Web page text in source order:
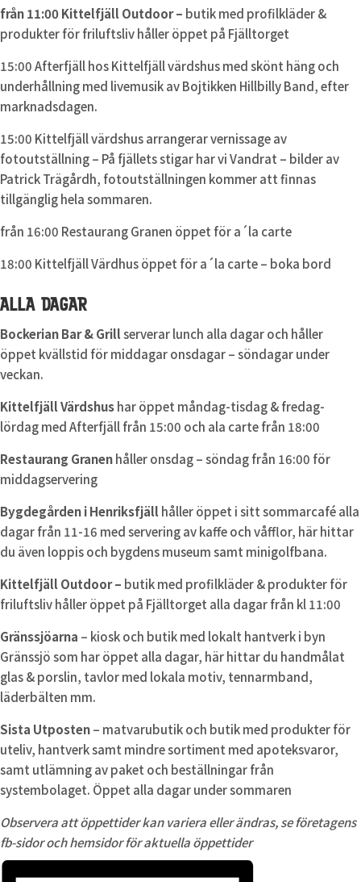
från 11:00 Kittelfjäll Outdoor – butik med profilkläder &
produkter för friluftsliv håller öppet på Fjälltorget
15:00 Afterfjäll hos Kittelfjäll värdshus med skönt häng och
underhållning med livemusik av Bojtikken Hillbilly Band, efter
marknadsdagen.
15:00 Kittelfjäll värdshus arrangerar vernissage av
fotoutställning – På fjällets stigar har vi Vandrat – bilder av
Patrick Trägårdh, fotoutställningen kommer att finnas
tillgänglig hela sommaren.
från 16:00 Restaurang Granen öppet för a´la carte
18:00 Kittelfjäll Värdhus öppet för a´la carte – boka bord
ALLA DAGAR
Bockerian Bar & Grillserverar lunch alla dagar och håller
öppet kvällstid för middagar onsdagar – söndagar under
veckan.
Kittelfjäll Värdshushar öppet måndag-tisdag & fredag-
lördag med Afterfjäll från 15:00 och ala carte från 18:00
Restaurang Granenhåller onsdag – söndag från 16:00 för
middagservering
Bygdegården i Henriksfjäll håller öppet i sitt sommarcafé alla
dagar från 11-16 med servering av kaffe och våfflor, här hittar
du även loppis och bygdens museum samt minigolfbana.
Kittelfjäll Outdoor – butik med profilkläder & produkter för
friluftsliv håller öppet på Fjälltorget alla dagar från kl 11:00
Gränssjöarna – kiosk och butik med lokalt hantverk i byn
Gränssjö som har öppet alla dagar, här hittar du handmålat
glas & porslin, tavlor med lokala motiv, tennarmband,
läderbälten mm.
Sista Utposten– matvarubutik och butik med produkter för
uteliv, hantverk samt mindre sortiment med apoteksvaror,
samt utlämning av paket och beställningar från
systembolaget. Öppet alla dagar under sommaren
Observera att öppettider kan variera eller ändras, se företagens
fb-sidor och hemsidor för aktuella öppettider